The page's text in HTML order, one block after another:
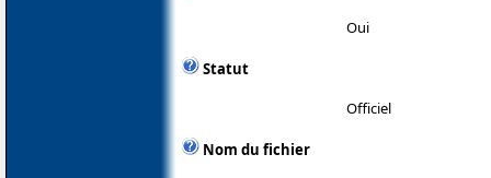
Oui
Statut
Officiel
Nom du fichier